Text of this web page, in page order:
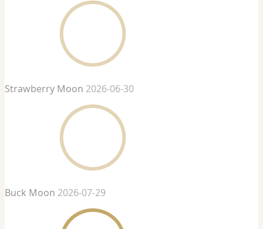
Strawberry Moon 2026-06-30
Buck Moon 2026-07-29